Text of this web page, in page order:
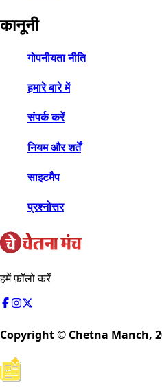
कानूनी
गोपनीयता नीति
हमारे बारे में
संपर्क करें
नियम और शर्तें
साइटमैप
प्रश्नोत्तर
हमें फ़ॉलो करें
Copyright © Chetna Manch,